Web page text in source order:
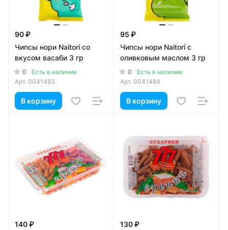
90 ₽
Чипсы нори Naitori со
вкусом васаби 3 гр
0
Есть в наличии
Арт. 0041483
В корзину
95 ₽
Чипсы нори Naitori с
оливковым маслом 3 гр
0
Есть в наличии
Арт. 0041484
В корзину
140 ₽
130 ₽